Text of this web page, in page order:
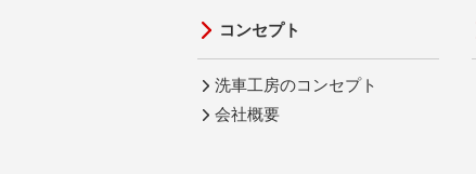
コンセプト
洗車工房のコンセプト
会社概要